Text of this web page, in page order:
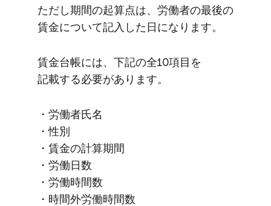
ただし期間の​起算点は、​労働者の​最後の​
賃金に​ついて​記入した​日に​なります。
賃金台帳には、​下記の​全1​0項目を​
記載する​必要が​あります。
・労働者氏名
・性別
・賃金の​計算期間
・労働日数
・労働時間数
・​時間外労働時間数